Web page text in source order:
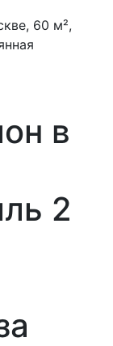
в
2